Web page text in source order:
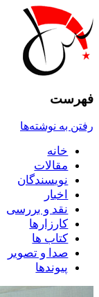
فهرست
رفتن به نوشته‌ها
خانه
مقالات
نويسندگان
اخبار
نقد و بررسى
کارزارها
کتاب ها
صدا و تصوير
پيوندها